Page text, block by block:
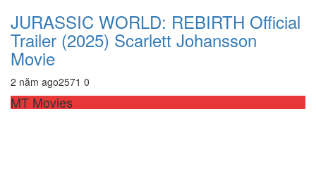
JURASSIC WORLD: REBIRTH Official
Trailer (2025) Scarlett Johansson
Movie
2 năm ago2571 0
MT Movies